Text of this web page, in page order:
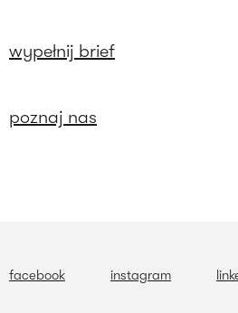
wypełnij brief
poznaj nas
facebook instagram